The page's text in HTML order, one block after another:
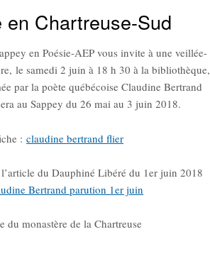
Chartreuse-Sud
en Poésie-AEP vous invite à une veillée-
le samedi 2 juin à 18 h 30 à la bibliothèque,
par la poète québécoise Claudine Bertrand
au Sappey du 26 mai au 3 juin 2018.
: claudine bertrand flier
du Dauphiné Libéré du 1er juin 2018
Bertrand parution 1er juin
du monastère de la Chartreuse